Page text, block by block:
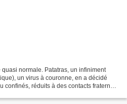
normale. Patatras, un infiniment
un virus à couronne, en a décidé
réduits à des contacts fraternels